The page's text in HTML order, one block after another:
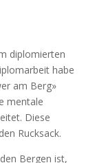
diplomierten
habe
am Berg»
mentale
Diese
Rucksack.
Bergen ist,